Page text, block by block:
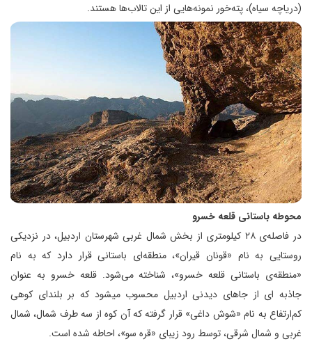
(دریاچه سیاه)، پته‌خور نمونه‌هایی از این تالاب‌ها هستند.
محوطه باستانی قلعه خسرو
در فاصله‌ی ۲۸ کیلومتری از بخش شمال غربی شهرستان اردبیل، در نزدیکی
روستایی به نام «قونان قیران»، منطقه‌ای باستانی قرار دارد که به نام
«منطقه‌ی باستانی قلعه خسرو»، شناخته می‌شود. قلعه‌ خسرو به عنوان
جاذبه ای از جاهای دیدنی اردبیل محسوب میشود که بر بلندای کوهی
کم‌ارتفاع به نام «شوش داغی» قرار گرفته که آن کوه از سه طرف شمال، شمال
غربی و شمال شرقی، توسط رود زیبای «قره سو»، احاطه شده است.